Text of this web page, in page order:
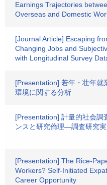
Earnings Trajectories
Overseas and Domestic
[Journal Article] Escaping
Changing Jobs and
with Longitudinal Survey
[Presentation] 若年・壮年就
環境に関する分析
[Presentation] 計量的社会調
ンスと研究倫理―調査研究
[Presentation] The Rice-
Workers? Self-Initiated
Career Opportunity